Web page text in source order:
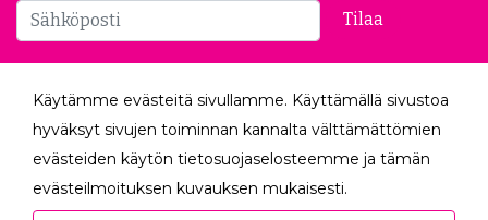
Tilaa
Seuraa meitä
Käytämme evästeitä sivullamme. Käyttämällä sivustoa
hyväksyt sivujen toiminnan kannalta välttämättömien
evästeiden käytön tietosuojaselosteemme ja tämän
evästeilmoituksen kuvauksen mukaisesti.